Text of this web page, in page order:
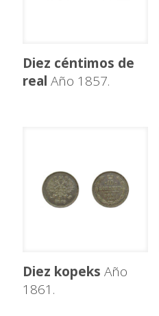
Diez céntimos de
real Año 1857.
Diez kopeks Año
1861.